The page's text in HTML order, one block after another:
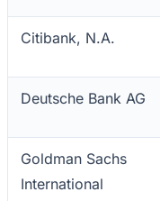
Citibank, N.A.
Deutsche Bank AG
Goldman Sachs
International